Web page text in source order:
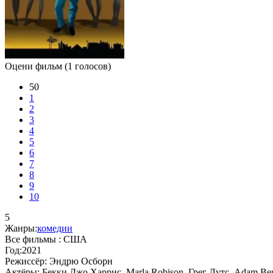
Оцени фильм (1 голосов)
50
1
2
3
4
5
6
7
8
9
10
5
Жанры:комедии
Все фильмы : США
Год:2021
Режиссёр: Эндрю Осборн